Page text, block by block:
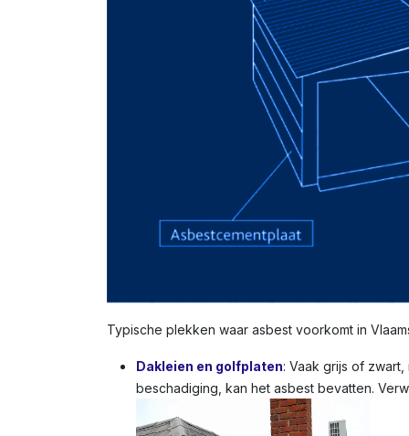
Typische plekken waar asbest voorkomt in
Dakleien en golfplaten: Vaak grijs of
beschadiging, kan het asbest bevatten.